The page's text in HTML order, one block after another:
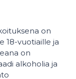
on
18-vuotiaille ja
on
alkoholia ja